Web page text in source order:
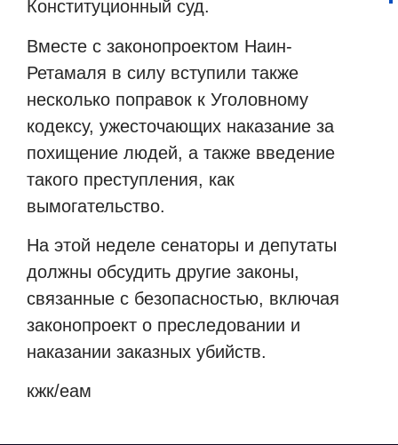
Конституционный суд.
Вместе с законопроектом Наин-
Ретамаля в силу вступили также
несколько поправок к Уголовному
кодексу, ужесточающих наказание за
похищение людей, а также введение
такого преступления, как
вымогательство.
На этой неделе сенаторы и депутаты
должны обсудить другие законы,
связанные с безопасностью, включая
законопроект о преследовании и
наказании заказных убийств.
кжк/еам